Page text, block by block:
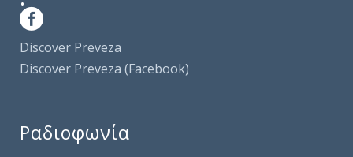
Discover Preveza
Discover Preveza (Facebook)
Ραδιοφωνία